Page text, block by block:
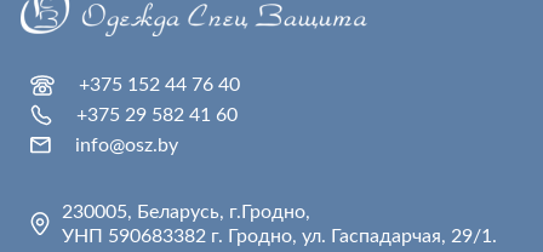
+375 152 44 76 40
+375 29 582 41 60
info@osz.by
230005, Беларусь, г.Гродно,
УНП 590683382 г. Гродно, ул. Гаспадарчая, 29/1.